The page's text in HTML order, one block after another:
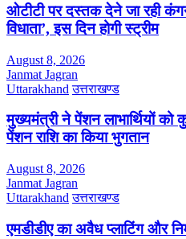
ओटीटी पर दस्तक देने जा रही
विधाता’, इस दिन होगी स्ट्रीम
August 8, 2026
Janmat Jagran
Uttarakhand उत्तराखण्ड
मुख्यमंत्री ने पेंशन लाभार्थियों
पेंशन राशि का किया भुगतान
August 8, 2026
Janmat Jagran
Uttarakhand उत्तराखण्ड
एमडीडीए का अवैध प्लाटिंग और